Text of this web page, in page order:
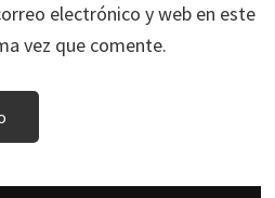
electrónico y web en este
vez que comente.